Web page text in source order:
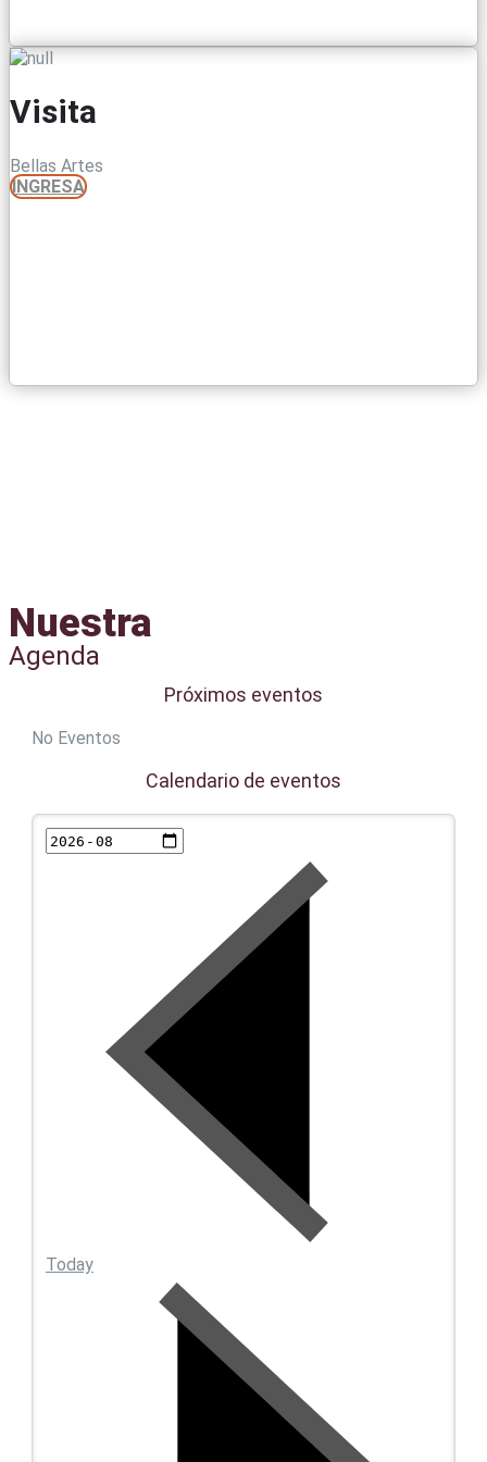
Visita
Bellas Artes
INGRESA
Nuestra
Agenda
Próximos eventos
No Eventos
Calendario de eventos
Today